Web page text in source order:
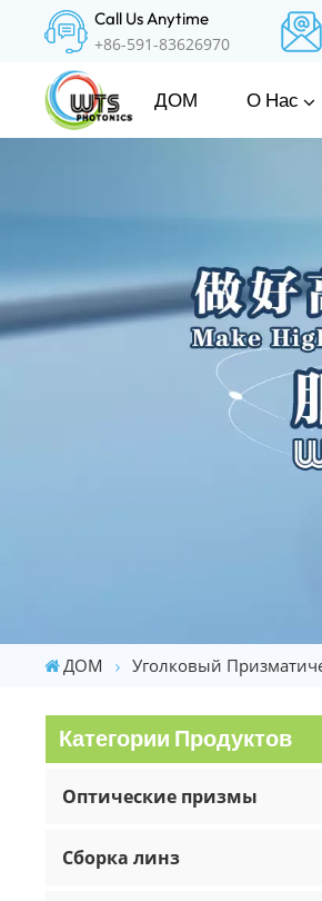
Call Us Anytime
+86-591-83626970
ДОМ О Нас
ДОМ Уголковый
Категории Продуктов
Оптические призмы
Сборка линз